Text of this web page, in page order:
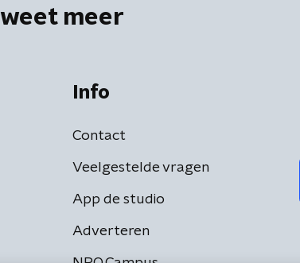
weet meer
Info
Contact
Veelgestelde vragen
App de studio
Adverteren